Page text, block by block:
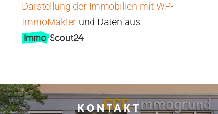
Darstellung der Immobilien mit WP-
ImmoMaklerund Daten aus
KONTAKT